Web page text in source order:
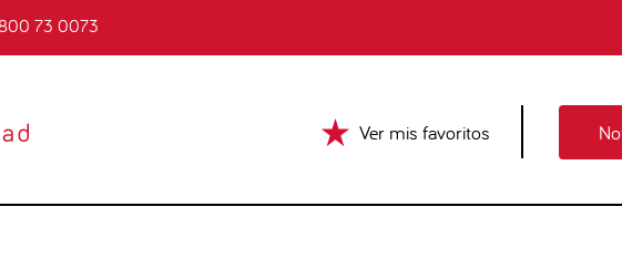
73 0073
Ver mis favoritos